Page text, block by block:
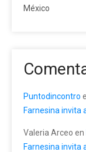
México
Puntodincontro
Farnesina invita
Valeria Arceo en
Farnesina invita